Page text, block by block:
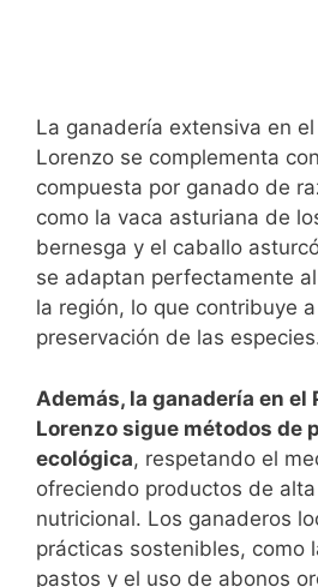
La ganadería extensiva en
Lorenzo se complementa
compuesta por ganado de
como la vaca asturiana de
bernesga y el caballo
se adaptan perfectamente
la región, lo que contribuye
preservación de las
Además, la ganadería en el
Lorenzo sigue métodos de
ecológica, respetando el
ofreciendo productos de
nutricional. Los ganaderos
prácticas sostenibles, como
pastos y el uso de abonos